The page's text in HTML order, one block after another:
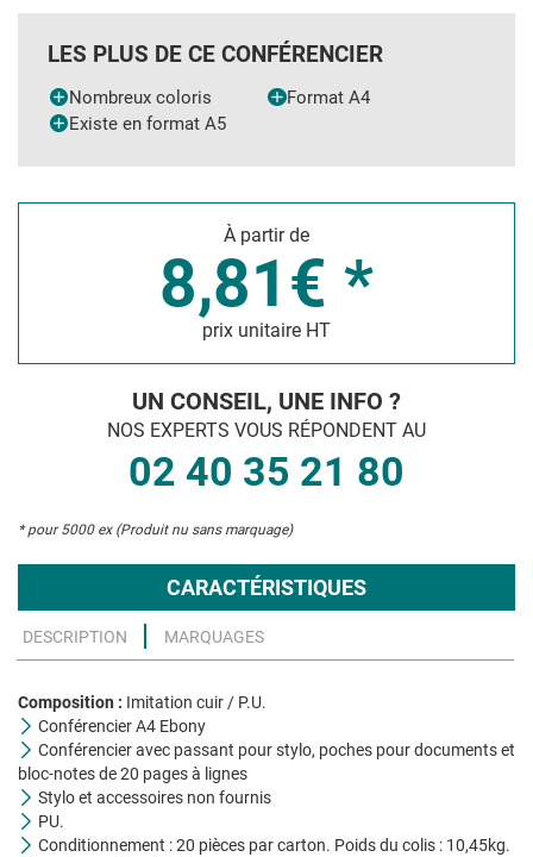
LES PLUS DE CE CONFÉRENCIER
Nombreux coloris
Format A4
Existe en format A5
À partir de
8,81€ *
prix unitaire HT
UN CONSEIL, UNE INFO ?
NOS EXPERTS VOUS RÉPONDENT AU
02 40 35 21 80
* pour 5000 ex (Produit nu sans marquage)
CARACTÉRISTIQUES
DESCRIPTION MARQUAGES
Composition : Imitation cuir / P.U.
Conférencier A4 Ebony
Conférencier avec passant pour stylo, poches pour documents et
bloc-notes de 20 pages à lignes
Stylo et accessoires non fournis
PU.
Conditionnement : 20 pièces par carton. Poids du colis : 10,45kg.